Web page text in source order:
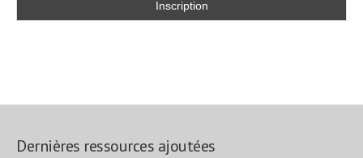
Dernières ressources ajoutées